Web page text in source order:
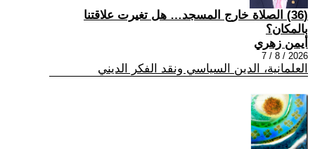
(36) الصلاة خارج المسجد… هل تغيرت علاقتنا
بالمكان؟
أيمن زهري
2026 / 8 / 7
العلمانية، الدين السياسي ونقد الفكر الديني